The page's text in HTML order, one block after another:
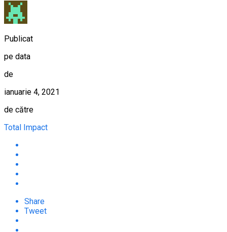
Publicat
pe data
de
ianuarie 4, 2021
de către
Total Impact
Share
Tweet